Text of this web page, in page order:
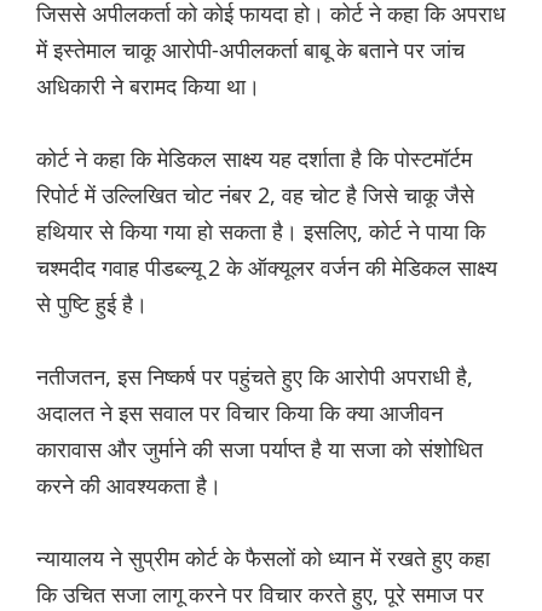
जिससे अपीलकर्ता को कोई फायदा हो। कोर्ट ने कहा कि अपराध
में इस्तेमाल चाकू आरोपी-अपीलकर्ता बाबू के बताने पर जांच
अधिकारी ने बरामद किया था।
कोर्ट ने कहा कि मेडिकल साक्ष्य यह दर्शाता है कि पोस्टमॉर्टम
रिपोर्ट में उल्लिखित चोट नंबर 2, वह चोट है जिसे चाकू जैसे
हथियार से किया गया हो सकता है। इसलिए, कोर्ट ने पाया कि
चश्मदीद गवाह पीडब्‍ल्यू 2 के ऑक्यूलर वर्जन की मेडिकल साक्ष्य
से पुष्टि हुई है।
नतीजतन, इस निष्कर्ष पर पहुंचते हुए कि आरोपी अपराधी है,
अदालत ने इस सवाल पर विचार किया कि क्या आजीवन
कारावास और जुर्माने की सजा पर्याप्त है या सजा को संशोधित
करने की आवश्यकता है।
न्यायालय ने सुप्रीम कोर्ट के फैसलों को ध्यान में रखते हुए कहा
कि उचित सजा लागू करने पर विचार करते हुए, पूरे समाज पर